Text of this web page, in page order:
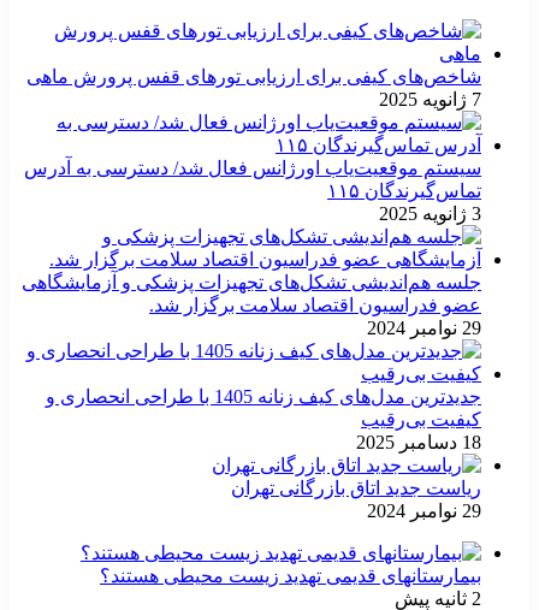
شاخص‌های کیفی برای ارزیابی تورهای قفس پرورش ماهی
7 ژانویه 2025
سیستم موقعیت‌یاب اورژانس فعال شد/ دسترسی به آدرس
تماس‌گیرندگان ۱۱۵
3 ژانویه 2025
جلسه هم‌اندیشی تشکل‌های تجهیزات پزشکی و آزمایشگاهی
عضو فدراسیون اقتصاد سلامت برگزار شد.
29 نوامبر 2024
جدیدترین مدل‌های کیف زنانه 1405 با طراحی انحصاری و
کیفیت بی‌رقیب
18 دسامبر 2025
ریاست جدید اتاق بازرگانی تهران
29 نوامبر 2024
بیمارستانهای قدیمی تهدید زیست محیطی هستند؟
2 ثانیه پیش